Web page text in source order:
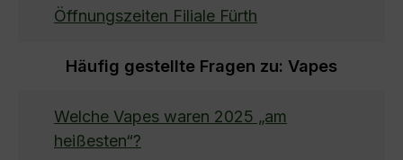
Öffnungszeiten Filiale Fürth
Häufig gestellte Fragen zu: Vapes
Welche Vapes waren 2025 „am
heißesten“?